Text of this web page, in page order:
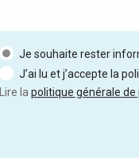
Je souhaite rester
J’ai lu et j’accepte la
Lire lapolitique générale